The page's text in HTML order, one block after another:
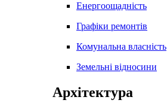
Енергоощадність
Графіки ремонтів
Комунальна власність
Земельні відносини
Архітектура